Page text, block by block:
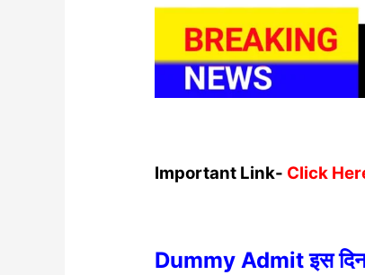
Important Link- Click
Dummy Admit इस दिन